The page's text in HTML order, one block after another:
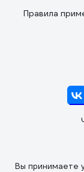
Правила
Вы принимаете